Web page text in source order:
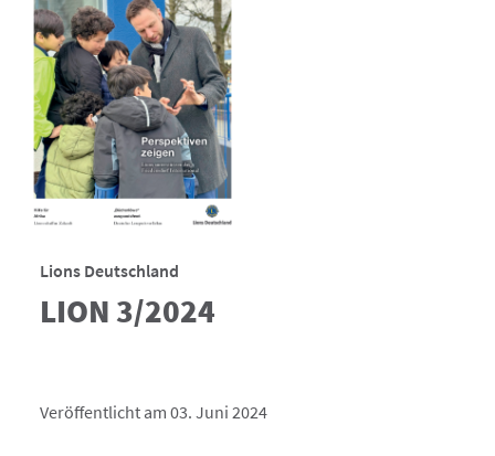
Lions Deutschland
LION 3/2024
Veröffentlicht am 03. Juni 2024